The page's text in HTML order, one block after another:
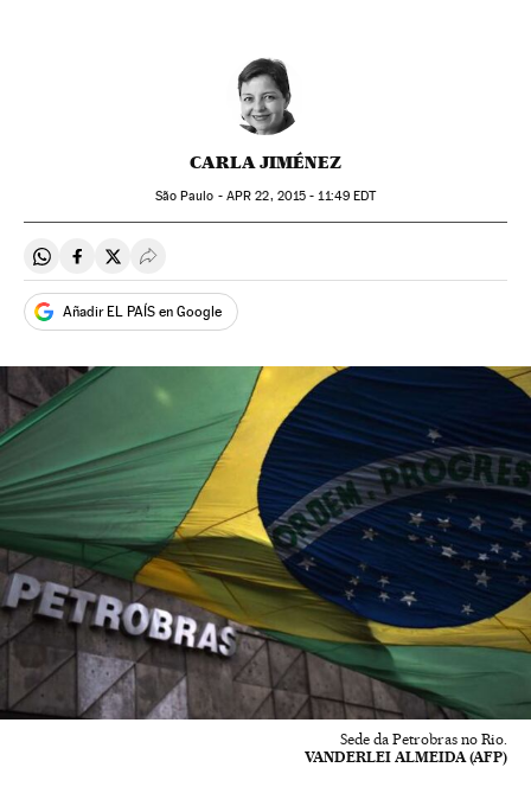
CARLA JIMÉNEZ
São Paulo - APR 22, 2015 - 11:49EDT
Compartir en Whatsapp
Compartir en Facebook
Compartir en Twitter
Desplegar Redes Sociales
Añadir EL PAÍS en Google
Sede da Petrobras no Rio.
VANDERLEI ALMEIDA (AFP)